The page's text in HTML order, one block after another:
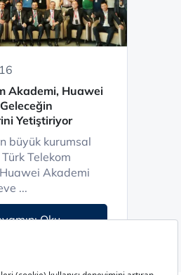
Akademi, Huawei
Yetiştiriyor
büyük kurumsal
Telekom
Akademi
...
Oku